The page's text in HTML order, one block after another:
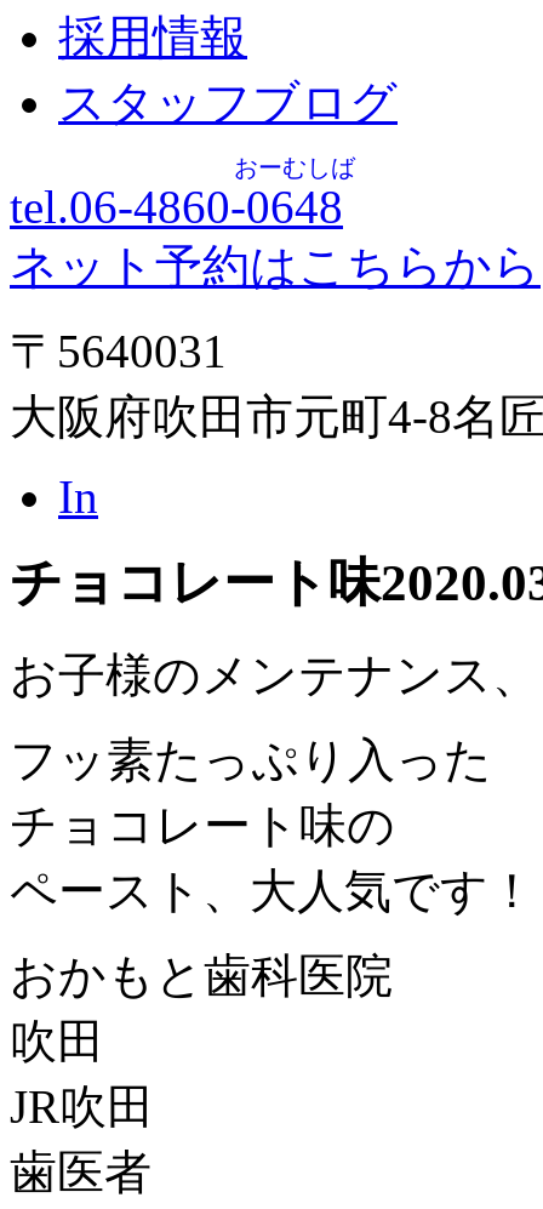
採用情報
スタッフブログ
tel.06-4860-0648
おーむしば
ネット予約はこちらから
〒5640031
大阪府吹田市元町4-8名
In
チョコレート味
お子様のメンテナンス、
フッ素たっぷり入った
チョコレート味の
ペースト、大人気です！
おかもと歯科医院
吹田
JR吹田
歯医者